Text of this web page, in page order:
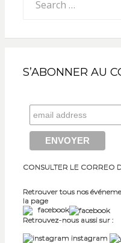
for:
S’ABONNER AU
CONSULTER LE CORREO
Retrouver tous nos
la page
facebook
Retrouvez-nous aussi sur :
instagram